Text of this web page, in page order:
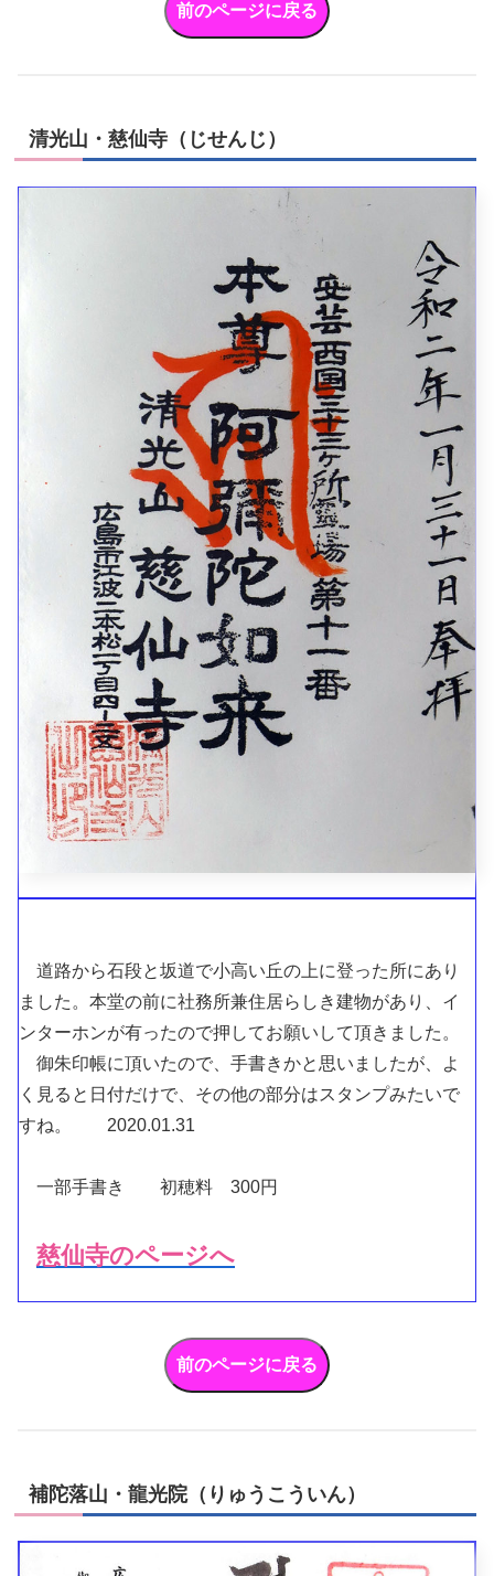
清光山・慈仙寺（じせんじ）
道路から石段と坂道で小高い丘の上に登った所にあり
ました。本堂の前に社務所兼住居らしき建物があり、イ
ンターホンが有ったので押してお願いして頂きました。
御朱印帳に頂いたので、手書きかと思いましたが、よ
く見ると日付だけで、その他の部分はスタンプみたいで
すね。 2020.01.31
一部手書き 初穂料 300円
慈仙寺のページへ
補陀落山・龍光院（りゅうこういん）